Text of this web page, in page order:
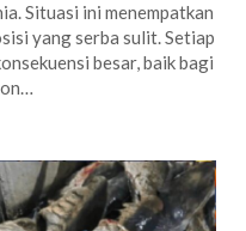
Situasi ini menempatkan
yang serba sulit. Setiap
besar, baik bagi